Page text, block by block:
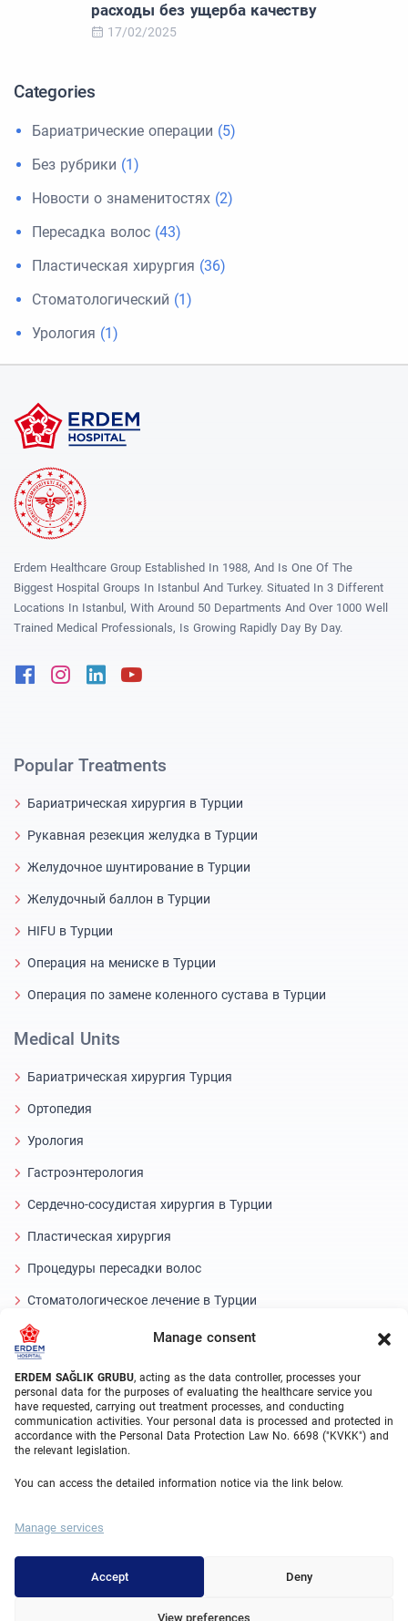
Manage consent
ERDEM SAĞLIK GRUBU, acting as the data controller, processes your
personal data for the purposes of evaluating the healthcare service you
have requested, carrying out treatment processes, and conducting
communication activities. Your personal data is processed and protected in
accordance with the Personal Data Protection Law No. 6698 ("KVKK") and
the relevant legislation.
You can access the detailed information notice via the link below.
Manage services
Accept Deny
View preferences
расходы без ущерба качеству
17/02/2025
Categories
Бариатрические операции (5)
Без рубрики (1)
Новости о знаменитостях (2)
Пересадка волос (43)
Пластическая хирургия (36)
Стоматологический (1)
Урология (1)
Erdem Healthcare Group Established In 1988, And Is One Of The
Biggest Hospital Groups In Istanbul And Turkey. Situated In 3 Different
Locations In Istanbul, With Around 50 Departments And Over 1000 Well
Trained Medical Professionals, Is Growing Rapidly Day By Day.
FacebookInstagram
Linkedin
Popular Treatments
Бариатрическая хирургия в Турции
Рукавная резекция желудка в Турции
Желудочное шунтирование в Турции
Желудочный баллон в Турции
HIFU в Турции
Операция на мениске в Турции
Операция по замене коленного сустава в Турции
Medical Units
Бариатрическая хирургия Турция
Ортопедия
Урология
Гастроэнтерология
Сердечно-сосудистая хирургия в Турции
Пластическая хирургия
Процедуры пересадки волос
Стоматологическое лечение в Турции
Laser Eye
About Erdem
О нас
Медицинские подразделения
Врачи